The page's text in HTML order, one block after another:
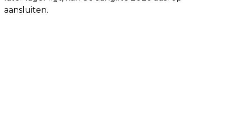
aansluiten.